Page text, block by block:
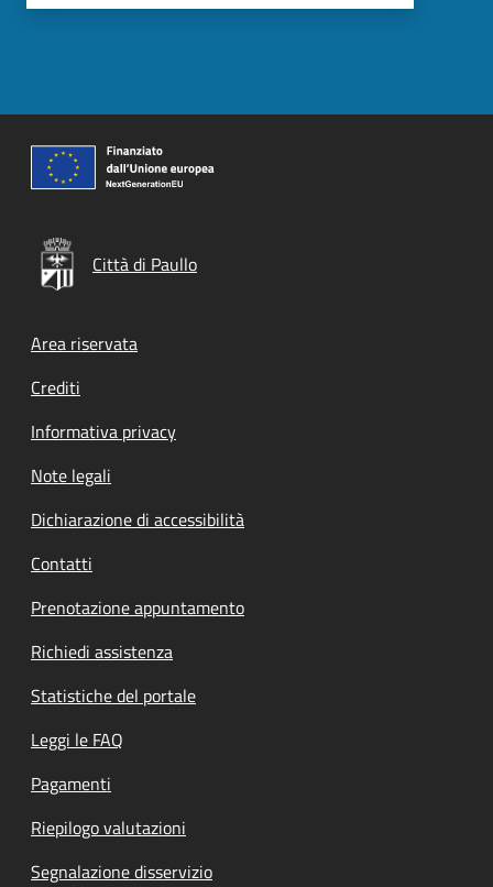
Città di Paullo
Footer menu
Area riservata
Crediti
Informativa privacy
Note legali
Dichiarazione di accessibilità
Contatti
Prenotazione appuntamento
Richiedi assistenza
Statistiche del portale
Leggi le FAQ
Pagamenti
Riepilogo valutazioni
Segnalazione disservizio